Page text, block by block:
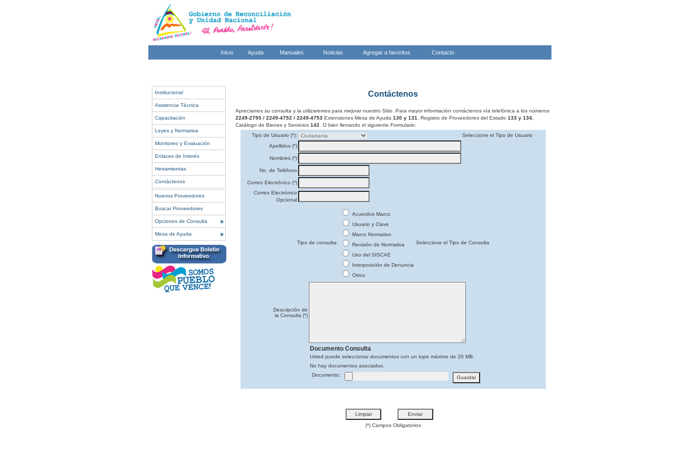
Inicio Ayuda Manuales Noticias Agregar a favoritos Contacto
Institucional
Asistencia Técnica
Capacitación
Leyes y Normativa
Monitoreo y Evaluación
Enlaces de Interés
Herramientas
Contáctenos
Nuevos Proveedores
Buscar Proveedores
Opciones de Consulta
Mesa de Ayuda
Contáctenos
Apreciamos su consulta y la utilizaremos para mejorar nuestro Sitio. Para mayor información contáctenos vía telefónica a los números
2249-2795 / 2249-4752 / 2249-4753Extensiones Mesa de Ayuda 130 y 131 , Registro de Proveedores del Estado 133 y 134,
Catálogo de Bienes y Servicios 142 . O bien llenando el siguiente Formulario:
Tipo de Usuario (*):
Seleccione el Tipo de Usuario
Apellidos (*)
Nombres (*)
No. de Teléfono
Correo Electrónico (*)
Correo Electrónico
Opcional
Tipo de consulta:
Acuerdos Marco
Usuario y Clave
Marco Normativo
Revisión de Normativa
Uso del SISCAE
Interposición de Denuncia
Otros
Seleccione el Tipo de Consulta
Descripción de
la Consulta (*)
Documento Consulta
Usted puede seleccionar documentos con un tope máximo de 20 MB.
No hay documentos asociados.
Documento:
(*) Campos Obligatorios